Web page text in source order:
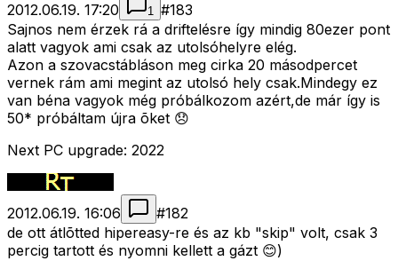
2012.06.19. 17:20 1 #183
Sajnos nem érzek rá a driftelésre így mindig 80ezer pont
alatt vagyok ami csak az utolsóhelyre elég.
Azon a szovacstábláson meg cirka 20 másodpercet
vernek rám ami megint az utolsó hely csak.Mindegy ez
van béna vagyok még próbálkozom azért,de már így is
50* próbáltam újra õket 😞
Next PC upgrade: 2022
2012.06.19. 16:06 #182
de ott átlõtted hipereasy-re és az kb "skip" volt, csak 3
percig tartott és nyomni kellett a gázt 😊)